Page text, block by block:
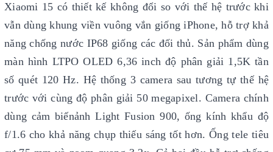
Xiaomi 15 có thiết kế không đổi so với thế hệ trước khi
vẫn dùng khung viền vuông vắn giống iPhone, hỗ trợ khả
năng chống nước IP68 giống các đối thủ. Sản phẩm dùng
màn hình LTPO OLED 6,36 inch độ phân giải 1,5K tần
số quét 120 Hz. Hệ thống 3 camera sau tương tự thế hệ
trước với cùng độ phân giải 50 megapixel. Camera chính
dùng cảm biếnảnh Light Fusion 900, ống kính khẩu độ
f/1.6 cho khả năng chụp thiếu sáng tốt hơn. Ống tele tiêu